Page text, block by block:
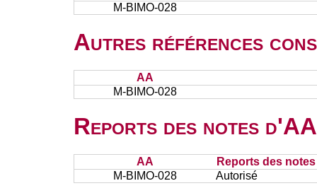
M-BIMO-028
Autres références
AA
M-BIMO-028
Reports des notes
AA
Reports des
M-BIMO-028
Autorisé